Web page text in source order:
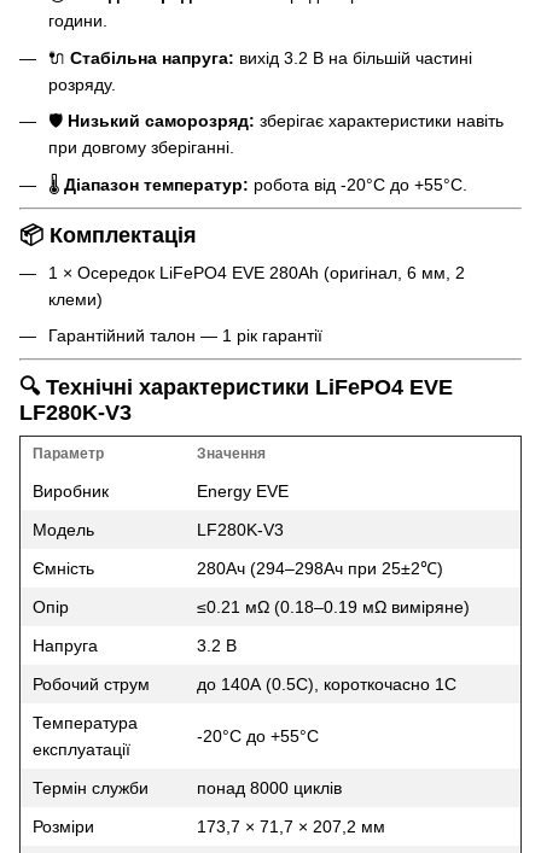
години.
🔌 Стабільна напруга: вихід 3.2 В на більшій частині
розряду.
🛡️ Низький саморозряд: зберігає характеристики навіть
при довгому зберіганні.
🌡️ Діапазон температур: робота від -20°C до +55°C.
📦 Комплектація
1 × Осередок LiFePO4 EVE 280Ah (оригінал, 6 мм, 2
клеми)
Гарантійний талон — 1 рік гарантії
🔍 Технічні характеристики LiFePO4 EVE
LF280K-V3
Параметр Значення
Виробник
Energy EVE
Модель
LF280K-V3
Ємність
280Ач (294–298Ач при 25±2℃)
Опір
≤0.21 мΩ (0.18–0.19 мΩ виміряне)
Напруга
3.2 В
Робочий струм
до 140А (0.5C), короткочасно 1C
Температура
експлуатації
-20°C до +55°C
Термін служби
понад 8000 циклів
Розміри
173,7 × 71,7 × 207,2 мм